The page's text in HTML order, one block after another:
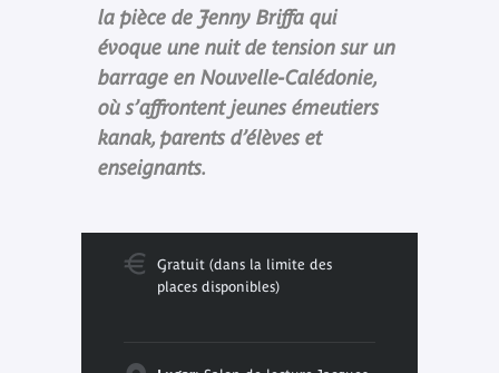
la pièce de Jenny Briffa qui
évoque une nuit de tension sur un
barrage en Nouvelle-Calédonie,
où s’affrontent jeunes émeutiers
kanak, parents d’élèves et
enseignants.
Gratuit (dans la limite des
places disponibles)